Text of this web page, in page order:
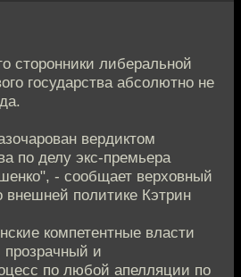
сторонники либеральной
государства абсолютно не
вердиктом
по делу экс-премьера
- сообщает верховный
внешней политике Кэтрин
компетентные власти
прозрачный и
по любой апелляции по